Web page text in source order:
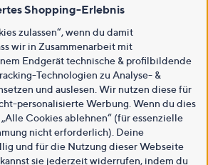
Shopping-Erlebnis
zulassen“, wenn du damit
wir in Zusammenarbeit mit
Endgerät technische & profilbildende
Technologien zu Analyse- &
und auslesen. Wir nutzen diese für
personalisierte Werbung. Wenn du dies
Cookies ablehnen“ (für essenzielle
nicht erforderlich). Deine
und für die Nutzung dieser Webseite
sie jederzeit widerrufen, indem du